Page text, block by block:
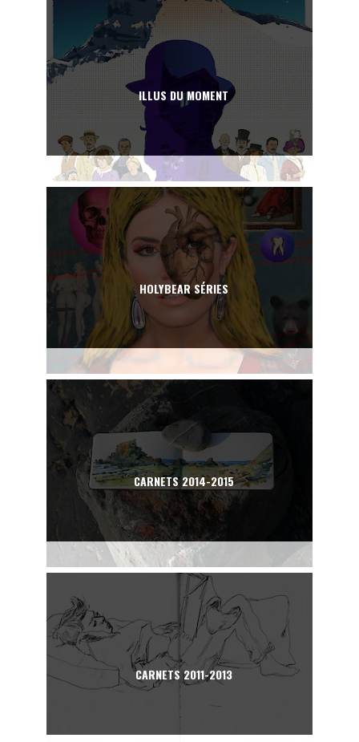
ILLUS DU MOMENT
HOLYBEAR SÉRIES
CARNETS 2014-2015
CARNETS 2011-2013